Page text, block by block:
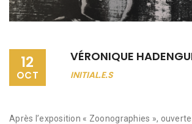
12
OCT
VÉRONIQUE
INITIAL.E.S
Après l’exposition « Zoonographies »,